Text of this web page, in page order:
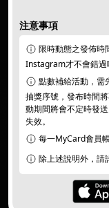
注意事項
限時動態之發佈時
Instagram才不會錯過
點數補給活動，
抽獎序號，發布時間
動期間將會不定時發
失效。
每一MyCard會員
除上述說明外，請